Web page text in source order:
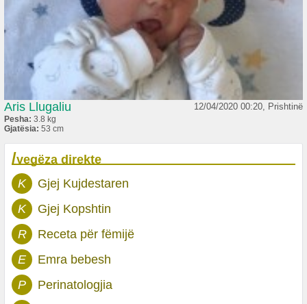
Aris Llugaliu 12/04/2020 00:20, Prishtinë
Pesha: 3.8 kg
Gjatësia: 53 cm
/vegëza direkte
K
Gjej Kujdestaren
K
Gjej Kopshtin
R
Receta për fëmijë
E
Emra bebesh
P
Perinatologjia